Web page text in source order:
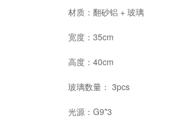
材质：翻砂铝 + 玻璃
宽度：35cm
高度：40cm
玻璃数量： 3pcs
光源：G9*3